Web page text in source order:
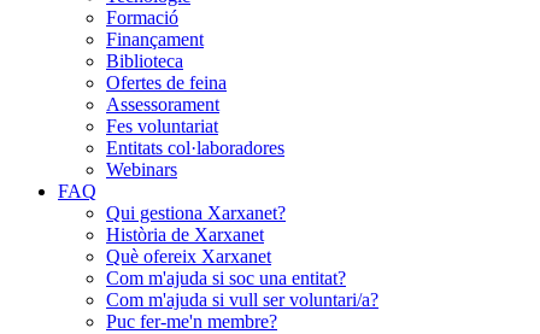
Formació
Finançament
Biblioteca
Ofertes de feina
Assessorament
Fes voluntariat
Entitats col·laboradores
Webinars
FAQ
Qui gestiona Xarxanet?
Història de Xarxanet
Què ofereix Xarxanet
Com m'ajuda si soc una entitat?
Com m'ajuda si vull ser voluntari/a?
Puc fer-me'n membre?